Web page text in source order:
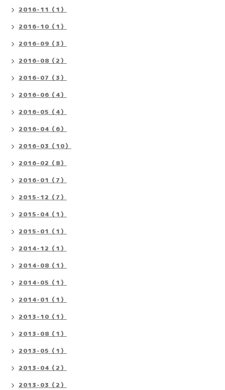
2016-11（1）
2016-10（1）
2016-09（3）
2016-08（2）
2016-07（3）
2016-06（4）
2016-05（4）
2016-04（6）
2016-03（10）
2016-02（8）
2016-01（7）
2015-12（7）
2015-04（1）
2015-01（1）
2014-12（1）
2014-08（1）
2014-05（1）
2014-01（1）
2013-10（1）
2013-08（1）
2013-05（1）
2013-04（2）
2013-03（2）